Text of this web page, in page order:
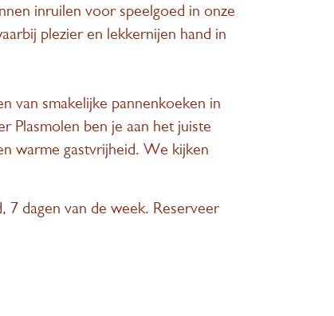
inruilen voor speelgoed in onze
plezier en lekkernijen hand in
van smakelijke pannenkoeken in
Plasmolen ben je aan het juiste
warme gastvrijheid. We kijken
7 dagen van de week. Reserveer